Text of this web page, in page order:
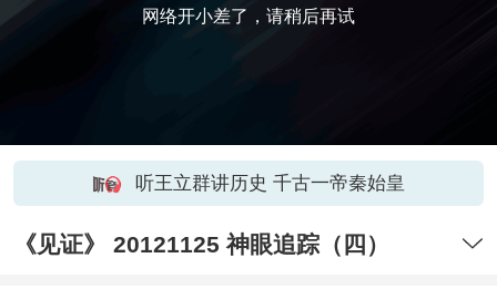
网络开小差了，请稍后再试
听王立群讲历史 千古一帝秦始皇
《见证》 20121125 神眼追踪（四）